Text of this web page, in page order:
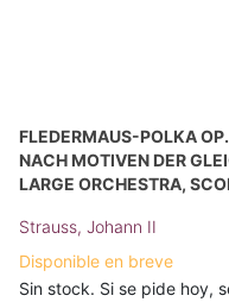
FLEDERMAUS-POLKA
NACH MOTIVEN DER
LARGE ORCHESTRA,
Strauss, Johann II
Disponible en breve
Sin stock. Si se pide hoy,